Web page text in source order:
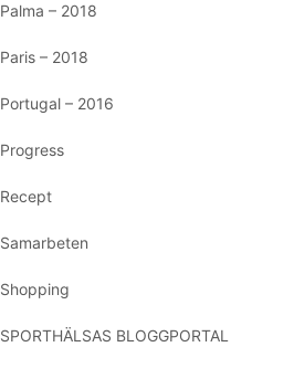
Palma – 2018
Paris – 2018
Portugal – 2016
Progress
Recept
Samarbeten
Shopping
SPORTHÄLSAS BLOGGPORTAL